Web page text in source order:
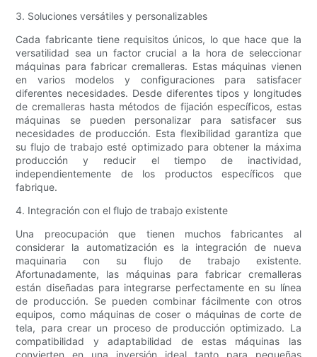
3. Soluciones versátiles y personalizables
Cada fabricante tiene requisitos únicos, lo que hace que la
versatilidad sea un factor crucial a la hora de seleccionar
máquinas para fabricar cremalleras. Estas máquinas vienen
en varios modelos y configuraciones para satisfacer
diferentes necesidades. Desde diferentes tipos y longitudes
de cremalleras hasta métodos de fijación específicos, estas
máquinas se pueden personalizar para satisfacer sus
necesidades de producción. Esta flexibilidad garantiza que
su flujo de trabajo esté optimizado para obtener la máxima
producción y reducir el tiempo de inactividad,
independientemente de los productos específicos que
fabrique.
4. Integración con el flujo de trabajo existente
Una preocupación que tienen muchos fabricantes al
considerar la automatización es la integración de nueva
maquinaria con su flujo de trabajo existente.
Afortunadamente, las máquinas para fabricar cremalleras
están diseñadas para integrarse perfectamente en su línea
de producción. Se pueden combinar fácilmente con otros
equipos, como máquinas de coser o máquinas de corte de
tela, para crear un proceso de producción optimizado. La
compatibilidad y adaptabilidad de estas máquinas las